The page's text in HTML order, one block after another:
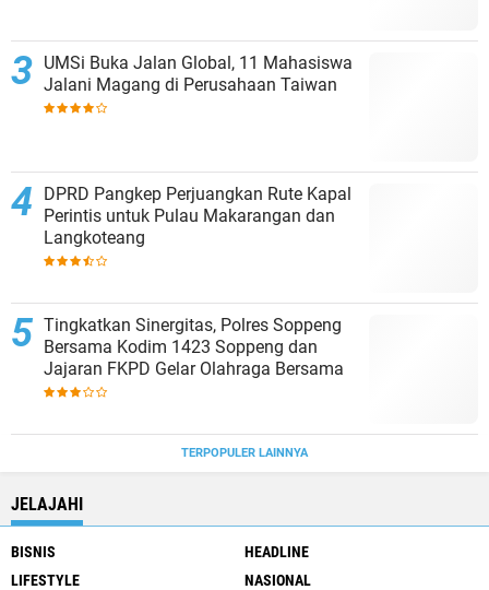
UMSi Buka Jalan Global, 11 Mahasiswa
Jalani Magang di Perusahaan Taiwan
DPRD Pangkep Perjuangkan Rute Kapal
Perintis untuk Pulau Makarangan dan
Langkoteang
Tingkatkan Sinergitas, Polres Soppeng
Bersama Kodim 1423 Soppeng dan
Jajaran FKPD Gelar Olahraga Bersama
TERPOPULER LAINNYA
JELAJAHI
BISNIS
HEADLINE
LIFESTYLE
NASIONAL